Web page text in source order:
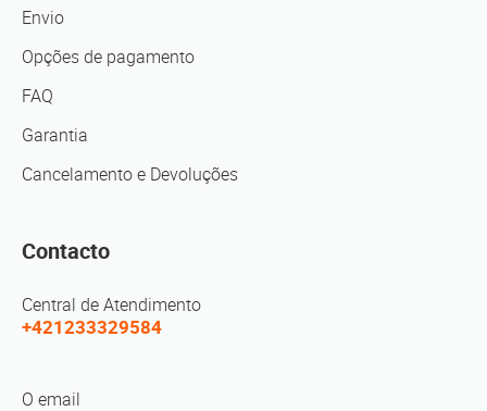
Envio
Opções de pagamento
FAQ
Garantia
Cancelamento e Devoluções
Contacto
Central de Atendimento
+421233329584
O email